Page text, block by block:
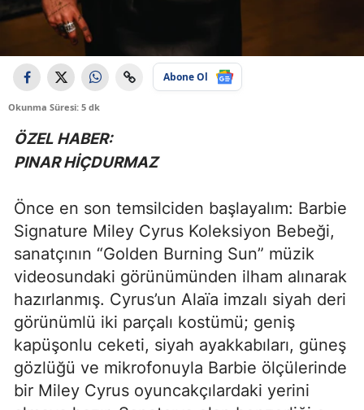
Abone Ol
Okunma Süresi: 5 dk
ÖZEL HABER:
PINAR HİÇDURMAZ
Önce en son temsilciden başlayalım: Barbie
Signature Miley Cyrus Koleksiyon Bebeği,
sanatçının “Golden Burning Sun” müzik
videosundaki görünümünden ilham alınarak
hazırlanmış. Cyrus’un Alaïa imzalı siyah deri
görünümlü iki parçalı kostümü; geniş
kapüşonlu ceketi, siyah ayakkabıları, güneş
gözlüğü ve mikrofonuyla Barbie ölçülerinde
bir Miley Cyrus oyuncakçılardaki yerini